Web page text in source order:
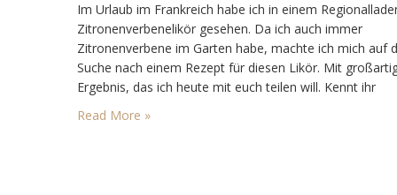
Im Urlaub im Frankreich habe ich in einem
Zitronenverbenelikör gesehen. Da ich auch immer
Zitronenverbene im Garten habe, machte ich mich auf
Suche nach einem Rezept für diesen Likör. Mit
Ergebnis, das ich heute mit euch teilen will. Kennt ihr
Zitronenverbene? Die Pflanze aus der Familie des
Read More »